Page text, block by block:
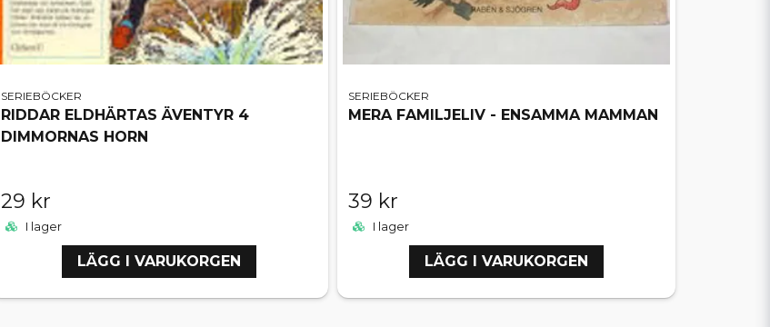
SERIEBÖCKER
RIDDAR ELDHÄRTAS ÄVENTYR 4
DIMMORNAS HORN
29 kr
I lager
LÄGG I VARUKORGEN
SERIEBÖCKER
MERA FAMILJELIV - ENSAMMA MAMMAN
39 kr
I lager
LÄGG I VARUKORGEN